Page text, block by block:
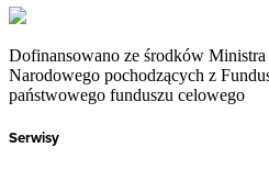
Dofinansowano ze środków
Narodowego pochodzących z
państwowego funduszu celowego
Serwisy